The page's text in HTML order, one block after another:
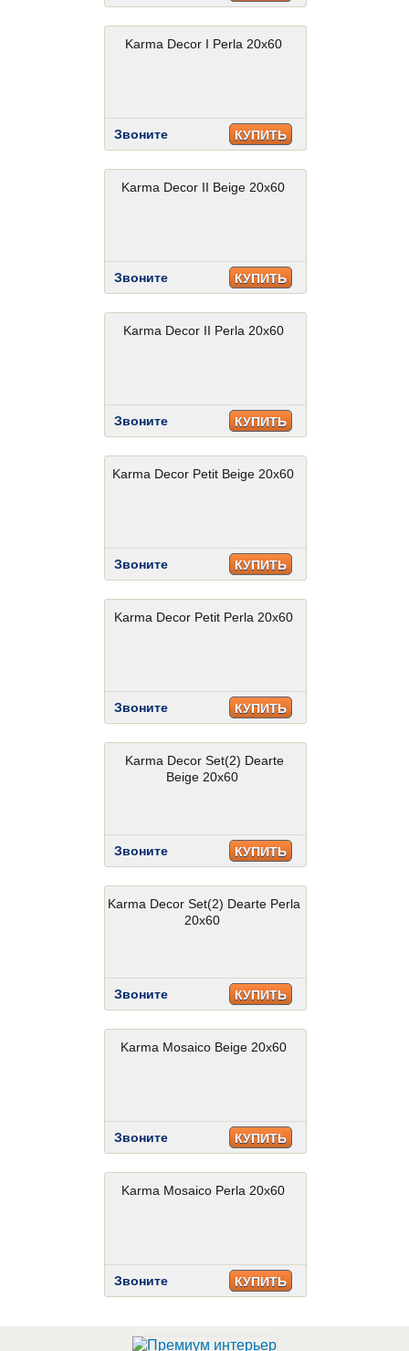
Karma Decor I Perla 20x60
Звоните КУПИТЬ
Karma Decor II Beige 20x60
Звоните КУПИТЬ
Karma Decor II Perla 20x60
Звоните КУПИТЬ
Karma Decor Petit Beige 20x60
Звоните КУПИТЬ
Karma Decor Petit Perla 20x60
Звоните КУПИТЬ
Karma Decor Set(2) Dearte
Beige 20x60
Звоните КУПИТЬ
Karma Decor Set(2) Dearte Perla
20x60
Звоните КУПИТЬ
Karma Mosaico Beige 20x60
Звоните КУПИТЬ
Karma Mosaico Perla 20x60
Звоните КУПИТЬ